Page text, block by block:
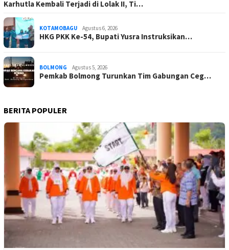
Karhutla Kembali Terjadi di Lolak II, Ti…
KOTAMOBAGU Agustus 6, 2026
HKG PKK Ke-54, Bupati Yusra Instruksikan…
BOLMONG Agustus 5, 2026
Pemkab Bolmong Turunkan Tim Gabungan Ceg…
BERITA POPULER